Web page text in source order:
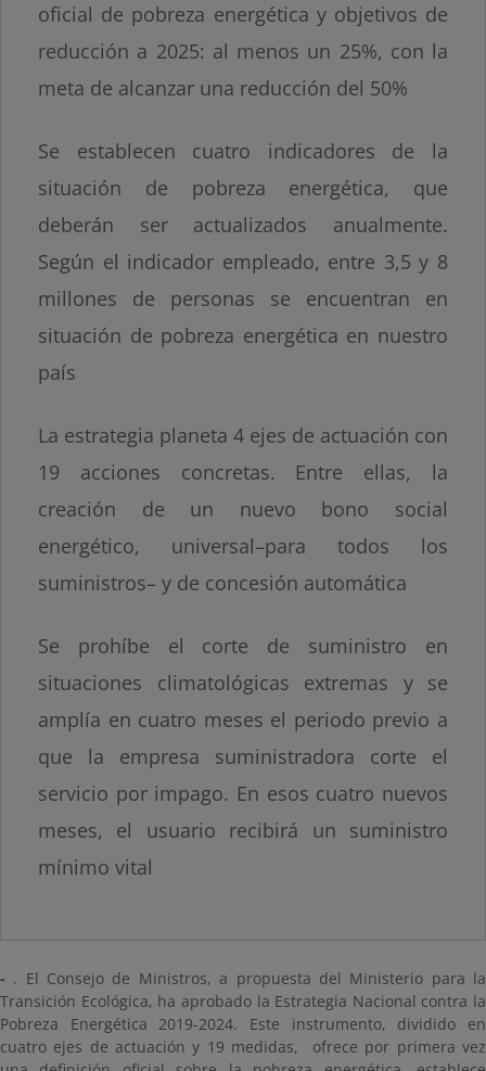
oficial de pobreza energética y objetivos de
reducción a 2025: al menos un 25%, con la
meta de alcanzar una reducción del 50%
Se establecen cuatro indicadores de la
situación de pobreza energética, que
deberán ser actualizados anualmente.
Según el indicador empleado, entre 3,5 y 8
millones de personas se encuentran en
situación de pobreza energética en nuestro
país
La estrategia planeta 4 ejes de actuación con
19 acciones concretas. Entre ellas, la
creación de un nuevo bono social
energético, universal–para todos los
suministros– y de concesión automática
Se prohíbe el corte de suministro en
situaciones climatológicas extremas y se
amplía en cuatro meses el periodo previo a
que la empresa suministradora corte el
servicio por impago. En esos cuatro nuevos
meses, el usuario recibirá un suministro
mínimo vital
- . El Consejo de Ministros, a propuesta del Ministerio para la
Transición Ecológica, ha aprobado la Estrategia Nacional contra la
Pobreza Energética 2019-2024. Este instrumento, dividido en
cuatro ejes de actuación y 19 medidas, ofrece por primera vez